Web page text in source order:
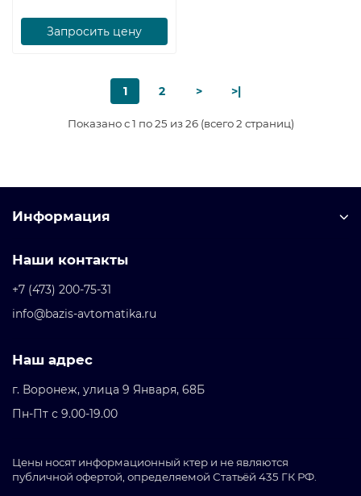
Запросить цену
1 2 > >|
Показано с 1 по 25 из 26 (всего 2 страниц)
Информация
Наши контакты
+7 (473) 200-75-31
info@bazis-avtomatika.ru
Наш адрес
г. Воронеж, улица 9 Января, 68Б
Пн-Пт с 9.00-19.00
Цены носят информационный ктер и не являются
публичной офертой, определяемой Статьёй 435 ГК РФ.